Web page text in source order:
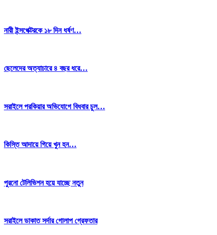
নারী ইন্সপেক্টরকে ১৮ দিন ধর্ষণ…
ছেলেদের অত্যাচারে ৪ বছর ধরে…
সরাইলে পরকিয়ার অভিযোগে বিধবার চুল…
কিস্তি আদায়ে গিয়ে খুন হন…
পুরনো টেলিভিশন হয়ে যাচ্ছে নতুন
সরাইলে ডাকাত সর্দার গোলাপ গ্রেফতার